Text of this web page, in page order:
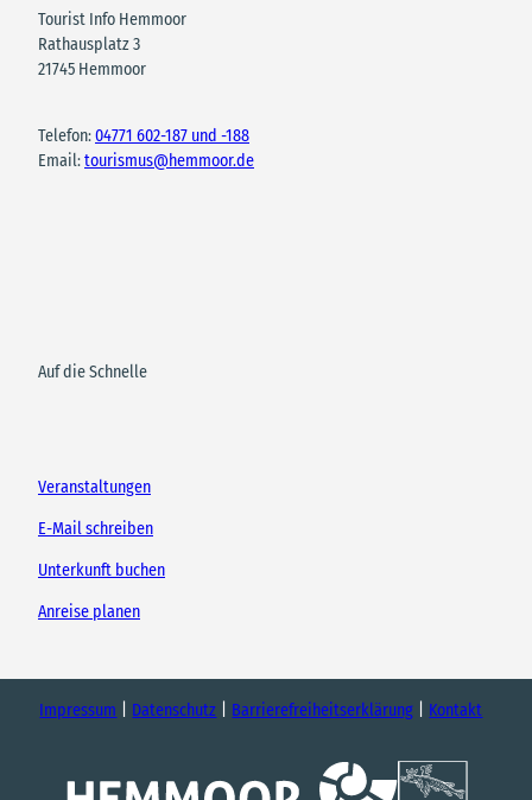
Tourist Info Hemmoor
Rathausplatz 3
21745 Hemmoor
Telefon:04771 602-187 und -188
Email:tourismus@hemmoor.de
Auf die Schnelle
Veranstaltungen
E-Mail schreiben
Unterkunft buchen
Anreise planen
Impressum Datenschutz Barrierefreiheitserklärung Kontakt